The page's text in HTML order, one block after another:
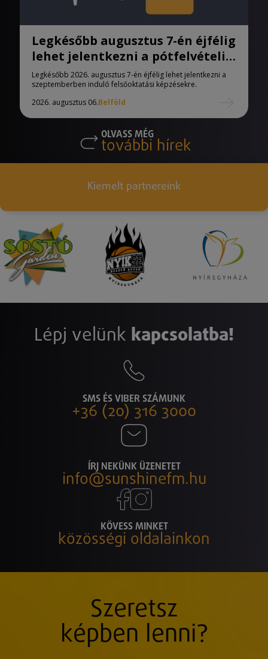
Legkésőbb augusztus 7-én éjfélig
lehet jelentkezni a pótfelvételi
eljárásban
Legkésőbb 2026. augusztus 7-én éjfélig lehet jelentkezni a
szeptemberben induló felsőoktatási képzésekre.
2026. augusztus 06.Belföld
OLVASS MÉG
további hírek
Kiemelt partnereink
Lépj velünk kapcsolatba!
SMS ÉS VIBER SZÁMUNK
+36 (20) 316 3000
ÍRJ NEKÜNK ÜZENETET
info@sunshinefm.hu
KÖVESS MINKET
közösségi oldalainkon
Szeretsz
képben lenni?